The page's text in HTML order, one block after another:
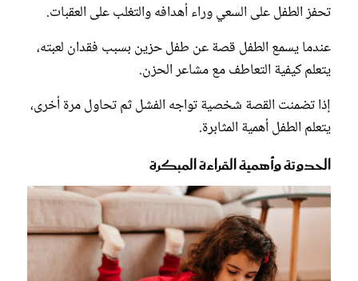
تحفز الطفل على السعي وراء أهدافه والتغلب على العقبات.
عندما يسمع الطفل قصة عن طفل حزين بسبب فقدان لعبته،
يتعلم كيفية التعاطف مع مشاعر الحزن.
إذا تضمنت القصة شخصية تواجه الفشل ثم تحاول مرة أخرى،
يتعلم الطفل أهمية المثابرة.
الحدوتة وأهمية القراءة المبكرة